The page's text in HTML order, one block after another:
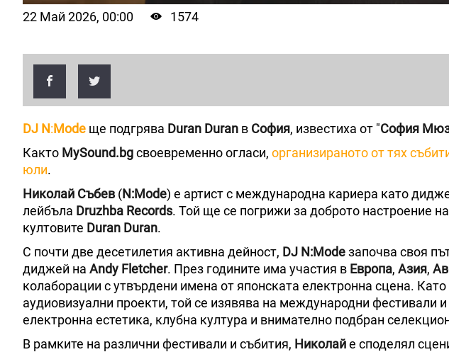
22 Май 2026, 00:00 1574
DJ N:Mode ще подгрява Duran Duran в София, известиха от "София
Както MySound.bgсвоевременно огласи, организираното от тях
юли.
Николай Събев (N:Mode) е артист с международна кариера като
лейбъла Druzhba Records. Той ще се погрижи за доброто настроение
култовите Duran Duran.
С почти две десетилетия активна дейност, DJ N:Modeзапочва своя
диджей на Andy Fletcher. През годините има участия в Европа, Азия,
колаборации с утвърдени имена от японската електронна сцена.
аудиовизуални проекти, той се изявява на международни фестивали
електронна естетика, клубна култура и внимателно подбран
В рамките на различни фестивали и събития, Николайе споделял